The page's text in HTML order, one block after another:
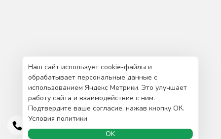
Наш сайт использует cookie-файлы и
обрабатывает персональные данные с
использованием Яндекс Метрики. Это улучшает
работу сайта и взаимодействие с ним.
Подтвердите ваше согласие, нажав кнопку ОК.
Условия политики
OK